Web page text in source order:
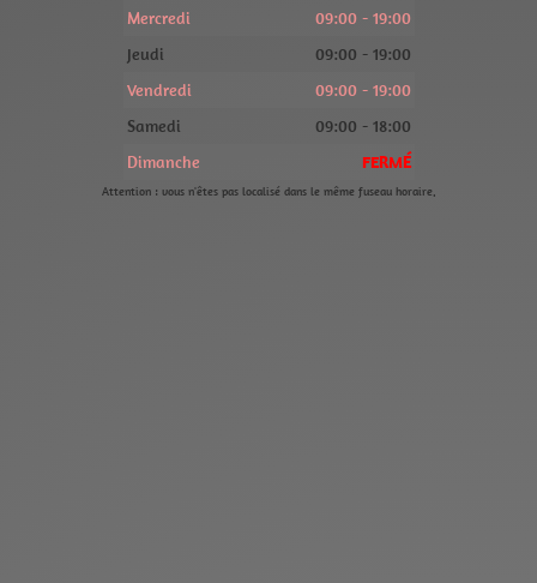
Mercredi
09:00 - 19:00
Jeudi
09:00 - 19:00
Vendredi
09:00 - 19:00
Samedi
09:00 - 18:00
Dimanche
FERMÉ
Attention : vous n'êtes pas localisé dans le même fuseau horaire.